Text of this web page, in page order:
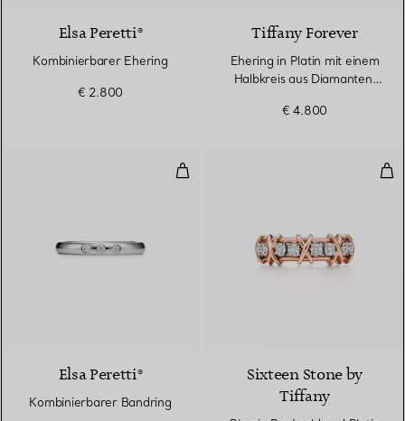
Elsa Peretti®
Kombinierbarer Ehering
€ 2.800
Tiffany Forever
Ehering in Platin mit einem
Halbkreis aus Diamanten,
€ 4.800
Kombinierbarer Bandring
Elsa Peretti®
Kombinierbarer Bandring
Sixteen Stone by
Tiffany